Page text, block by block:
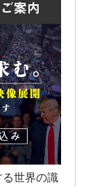
る世界の識